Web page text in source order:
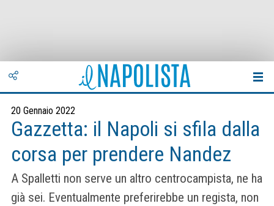
20 Gennaio 2022
Gazzetta: il Napoli si sfila dalla
corsa per prendere Nandez
A Spalletti non serve un altro centrocampista, ne ha
già sei. Eventualmente preferirebbe un regista, non